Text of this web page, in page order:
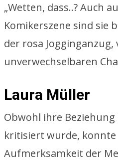
„Wetten, dass..? Auch
Komikerszene sind sie
der rosa
unverwechselbaren
Laura Müller
Obwohl ihre
kritisiert wurde, konnte
Aufmerksamkeit der